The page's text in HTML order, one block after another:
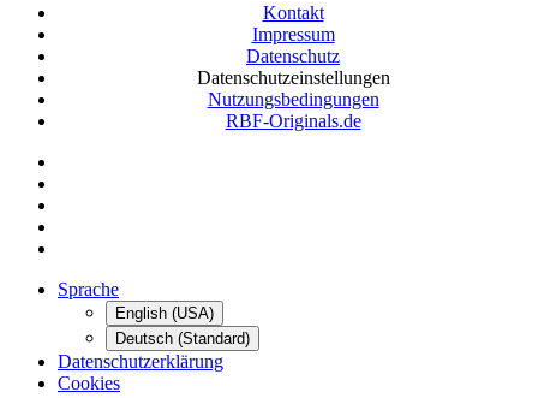
Kontakt
Impressum
Datenschutz
Datenschutzeinstellungen
Nutzungsbedingungen
RBF-Originals.de
Sprache
English (USA)
Deutsch (Standard)
Datenschutzerklärung
Cookies